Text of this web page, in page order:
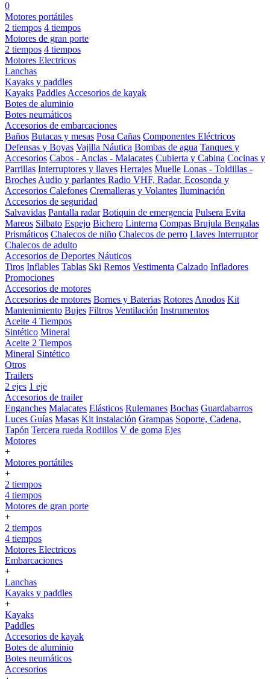
0
Motores portátiles
2 tiempos 4 tiempos
Motores de gran porte
2 tiempos 4 tiempos
Motores Electricos
Lanchas
Kayaks y paddles
Kayaks Paddles Accesorios de kayak
Botes de aluminio
Botes neumáticos
Accesorios de embarcaciones
Baños Butacas y mesas Posa Cañas Componentes Eléctricos
Defensas y Boyas Vajilla Náutica Bombas de agua Tanques y
Accesorios Cabos - Anclas - Malacates Cubierta y Cabina Cocinas y
Parrillas Interruptores y llaves Herrajes Muelle Lonas - Toldillas -
Broches Audio y parlantes Radio VHF, Radar, Ecosonda y
Accesorios Calefones Cremalleras y Volantes Iluminación
Accesorios de seguridad
Salvavidas Pantalla radar Botiquin de emergencia Pulsera Evita
Mareos Silbato Espejo Bichero Linterna Compas Brujula Bengalas
Prismáticos Chalecos de niño Chalecos de perro Llaves Interruptor
Chalecos de adulto
Accesorios de Deportes Náuticos
Tiros Inflables Tablas Ski Remos Vestimenta Calzado Infladores
Promociones
Accesorios de motores
Accesorios de motores Bornes y Baterias Rotores Anodos Kit
Mantenimiento Bujes Filtros Ventilación Instrumentos
Aceite 4 Tiempos
Sintético Mineral
Aceite 2 Tiempos
Mineral Sintético
Otros
Trailers
2 ejes 1 eje
Accesorios de trailer
Enganches Malacates Elásticos Rulemanes Bochas Guardabarros
Luces Guías Masas Kit instalación Grampas Soporte, Cadena,
Tapón Tercera rueda Rodillos V de goma Ejes
Motores
+
Motores portátiles
+
2 tiempos
4 tiempos
Motores de gran porte
+
2 tiempos
4 tiempos
Motores Electricos
Embarcaciones
+
Lanchas
Kayaks y paddles
+
Kayaks
Paddles
Accesorios de kayak
Botes de aluminio
Botes neumáticos
Accesorios